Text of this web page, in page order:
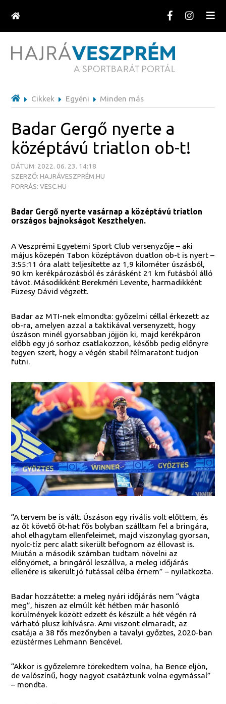
Cikkek Egyéni Minden más
Badar Gergő nyerte a
középtávú triatlon ob-t!
DÁTUM: 2022. 06. 23. 14:18
SZERZŐ: HAJRÁVESZPRÉM.HU
FORRÁS: VESC.HU
Badar Gergő nyerte vasárnap a középtávú triatlon
országos bajnokságot Keszthelyen.
A Veszprémi Egyetemi Sport Club versenyzője – aki
május közepén Tabon középtávon duatlon ob-t is nyert –
3:55:11 óra alatt teljesítette az 1,9 kilométer úszásból,
90 km kerékpározásból és zárásként 21 km futásból álló
távot. Másodikként Berekméri Levente, harmadikként
Füzesy Dávid végzett.
Badar az MTI-nek elmondta: győzelmi céllal érkezett az
ob-ra, amelyen azzal a taktikával versenyzett, hogy
úszáson minél gyorsabban jöjjön ki, majd kerékpáron
előbb egy jó sorhoz csatlakozzon, később pedig előnyre
tegyen szert, hogy a végén stabil félmaratont tudjon
futni.
“A tervem be is vált. Úszáson egy rivális volt előttem, és
az őt követő öt-hat fős bolyban szálltam fel a bringára,
ahol elhagytam ellenfeleimet, majd viszonylag gyorsan,
nyolc-tíz perc alatt sikerült befognom az éllovast is.
Miután a második számban tudtam növelni az
előnyömet, a bringáról leszállva, a meleg időjárás
ellenére is sikerült jó futással célba érnem” – nyilatkozta.
Badar hozzátette: a meleg nyári időjárás nem “vágta
meg”, hiszen az elmúlt két hétben már hasonló
körülmények között edzett és készült a hét végén rá
várható plusz kihívásra. Ami viszont elmaradt, az
csatája a 38 fős mezőnyben a tavalyi győztes, 2020-ban
ezüstérmes Lehmann Bencével.
“Akkor is győzelemre törekedtem volna, ha Bence eljön,
de valószínű, hogy nagyot csatáztunk volna egymással”
– mondta.